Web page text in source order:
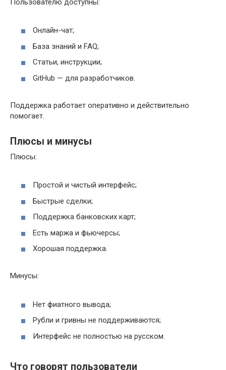
Онлайн-чат;
База знаний и FAQ;
Статьи, инструкции;
GitHub — для разработчиков.
Поддержка работает оперативно и действительно
помогает.
Плюсы и минусы
Плюсы:
Простой и чистый интерфейс;
Быстрые сделки;
Поддержка банковских карт;
Есть маржа и фьючерсы;
Хорошая поддержка.
Минусы:
Нет фиатного вывода;
Рубли и гривны не поддерживаются;
Интерфейс не полностью на русском.
Что говорят пользователи